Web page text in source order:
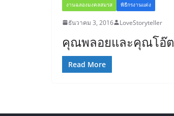
งานฉลองมงคลสมรส พิธีกรงานแต่ง
ธันวาคม 3, 2016 LoveStoryteller
คุณพลอยและคุณโอ๊ต
Read More